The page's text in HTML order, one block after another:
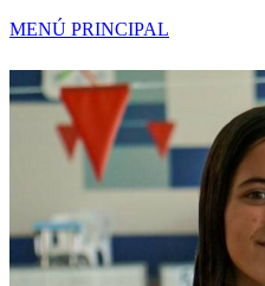
MENÚ PRINCIPAL